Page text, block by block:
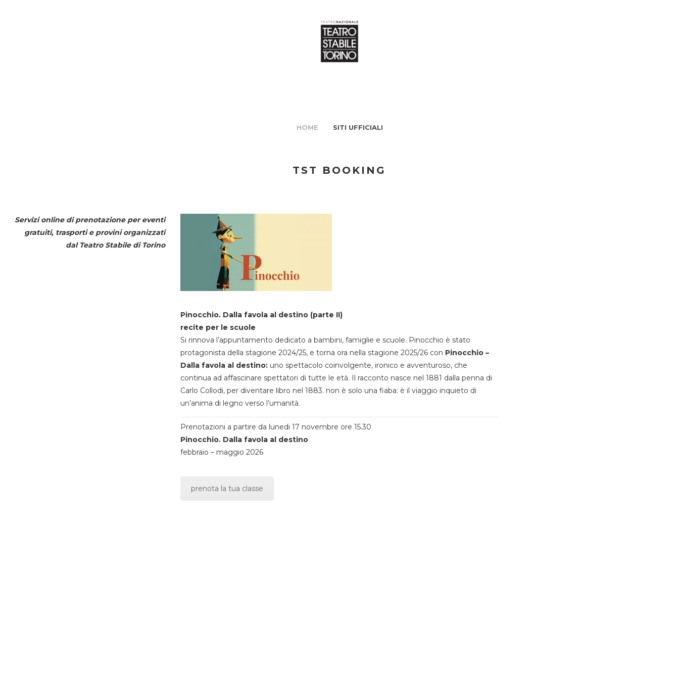
HOME SITI UFFICIALI
TST BOOKING
Servizi online di prenotazione per eventi
gratuiti, trasporti e provini organizzati
dal Teatro Stabile di Torino
Pinocchio. Dalla favola al destino (parte II)
recite per le scuole
Si rinnova l’appuntamento dedicato a bambini, famiglie e scuole. Pinocchio è stato
protagonista della stagione 2024/25, e torna ora nella stagione 2025/26 con Pinocchio –
Dalla favola al destino:uno spettacolo coinvolgente, ironico e avventuroso, che
continua ad affascinare spettatori di tutte le età. Il racconto nasce nel 1881 dalla penna di
Carlo Collodi, per diventare libro nel 1883. non è solo una fiaba: è il viaggio inquieto di
un’anima di legno verso l’umanità.
Prenotazioni a partire da lunedi 17 novembre ore 15.30
Pinocchio. Dalla favola al destino
febbraio – maggio 2026
prenota la tua classe